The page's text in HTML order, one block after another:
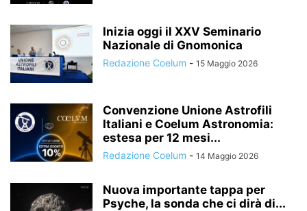
Inizia oggi il XXV Seminario
Nazionale di Gnomonica
Redazione Coelum - 15 Maggio 2026
Convenzione Unione Astrofili
Italiani e Coelum Astronomia:
estesa per 12 mesi...
Redazione Coelum - 14 Maggio 2026
Nuova importante tappa per
Psyche, la sonda che ci dirà di...